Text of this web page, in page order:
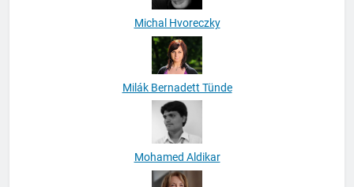
Michal Hvoreczky
Milák Bernadett Tünde
Mohamed Aldikar